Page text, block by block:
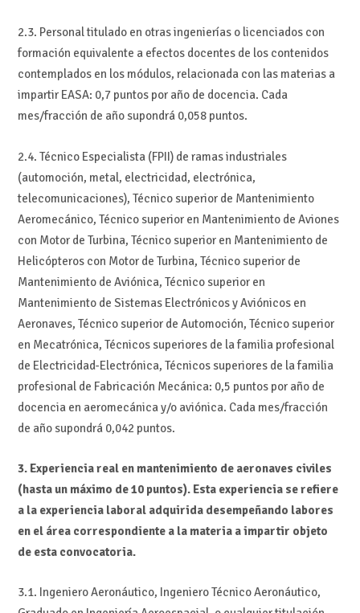
2.3. Personal titulado en otras ingenierías o licenciados con
formación equivalente a efectos docentes de los contenidos
contemplados en los módulos, relacionada con las materias a
impartir EASA: 0,7 puntos por año de docencia. Cada
mes/fracción de año supondrá 0,058 puntos.
2.4. Técnico Especialista (FPII) de ramas industriales
(automoción, metal, electricidad, electrónica,
telecomunicaciones), Técnico superior de Mantenimiento
Aeromecánico, Técnico superior en Mantenimiento de Aviones
con Motor de Turbina, Técnico superior en Mantenimiento de
Helicópteros con Motor de Turbina, Técnico superior de
Mantenimiento de Aviónica, Técnico superior en
Mantenimiento de Sistemas Electrónicos y Aviónicos en
Aeronaves, Técnico superior de Automoción, Técnico superior
en Mecatrónica, Técnicos superiores de la familia profesional
de Electricidad-Electrónica, Técnicos superiores de la familia
profesional de Fabricación Mecánica: 0,5 puntos por año de
docencia en aeromecánica y/o aviónica. Cada mes/fracción
de año supondrá 0,042 puntos.
3. Experiencia real en mantenimiento de aeronaves civiles
(hasta un máximo de 10 puntos). Esta experiencia se refiere
a la experiencia laboral adquirida desempeñando labores
en el área correspondiente a la materia a impartir objeto
de esta convocatoria.
3.1. Ingeniero Aeronáutico, Ingeniero Técnico Aeronáutico,